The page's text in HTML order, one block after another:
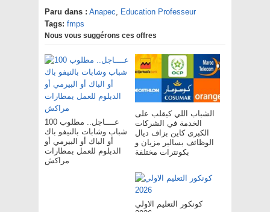
Paru dans : Anapec, Education Professeur
Tags: fmps
Nous vous suggérons ces offres
عــــاجل.. مطلوب 100
شباب وشابات بالنيفو باك
أو الباك أو البيرمي أو
الدبلوم للعمل بمطارات
مراكش
الشباب اللي كيقلب على
الخدمة في الشركات
الكبرى كاين بزاف ديال
الوظائف بسالير مزيان و
بكونترات مختلفة
كونكور التعليم الاولي